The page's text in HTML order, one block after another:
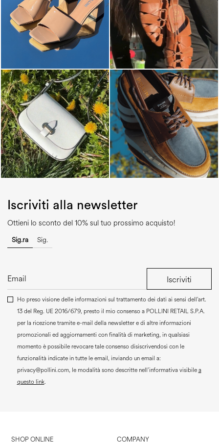
Iscriviti alla newsletter
Ottieni lo sconto del 10% sul tuo prossimo acquisto!
Sig.ra Sig.
Iscriviti
Ho preso visione delle informazioni sul trattamento dei dati ai sensi dell’art.
13 del Reg. UE 2016/679, presto il mio consenso a POLLINI RETAIL S.P.A.
per la ricezione tramite e-mail della newsletter e di altre informazioni
promozionali ed aggiornamenti con finalità di marketing, in qualsiasi
momento è possibile revocare tale consenso disiscrivendosi con le
funzionalità indicate in tutte le email, inviando un email a:
privacy@pollini.com, le modalità sono descritte nell’informativa visibilea
questo link.
SHOP ONLINE COMPANY